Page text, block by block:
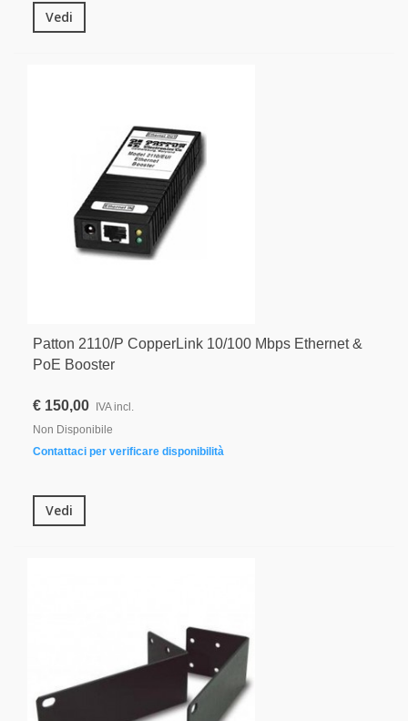
Vedi
Patton 2110/P CopperLink 10/100 Mbps Ethernet &
PoE Booster
€ 150,00
IVA incl.
Non Disponibile
Contattaci per verificare disponibilità
Vedi